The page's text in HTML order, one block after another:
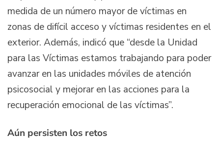
medida de un número mayor de víctimas en
zonas de difícil acceso y víctimas residentes en el
exterior. Además, indicó que “desde la Unidad
para las Víctimas estamos trabajando para poder
avanzar en las unidades móviles de atención
psicosocial y mejorar en las acciones para la
recuperación emocional de las víctimas”.
Aún persisten los retos